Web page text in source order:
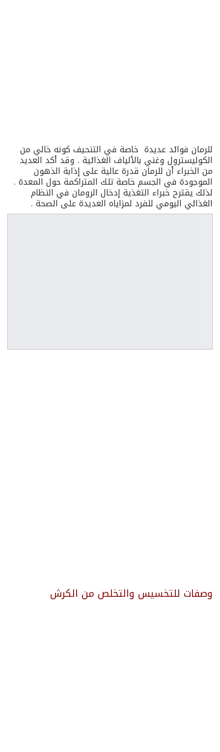
للرمان فوائد عديدة خاصة في التنحيف كونه خالي من
الكوليسترول وغني بالألياف الغذائية . وقد أكد العديد
من الخبراء أن للرمان قدرة عالية على إذابة الذهون
الموجودة في الجسم خاصة تلك المتراكمة حول المعدة .
لذلك يقترح خبراء التغذية إدخال الرومان في النظام
الغذائي اليومي للفرد لمزاياه العديدة على الصحة .
وصفات للتخسيس والتخلص من الكرش